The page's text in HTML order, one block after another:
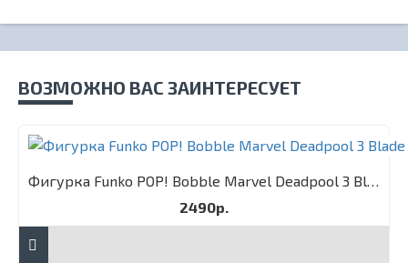
ВОЗМОЖНО ВАС ЗАИНТЕРЕСУЕТ
Фигурка Funko POP! Bobble Marvel Deadpool 3 Blade
2490р.